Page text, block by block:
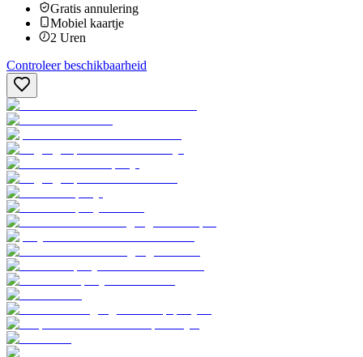
Gratis annulering
Mobiel kaartje
2 Uren
Controleer beschikbaarheid